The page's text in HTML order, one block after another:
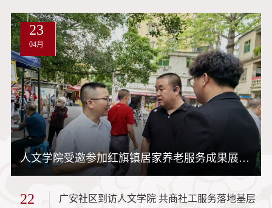
23
04月
人文学院受邀参加红旗镇居家养老服务成果展暨”亮...
22
广安社区到访人文学院 共商社工服务落地基层